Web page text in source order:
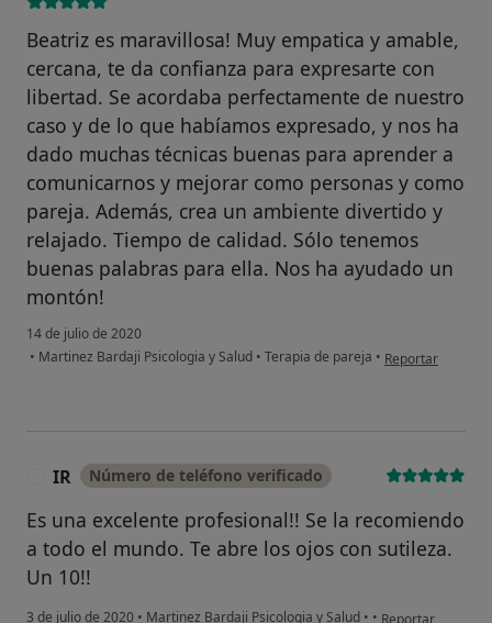
Beatriz es maravillosa! Muy empatica y amable,
cercana, te da confianza para expresarte con
libertad. Se acordaba perfectamente de nuestro
caso y de lo que habíamos expresado, y nos ha
dado muchas técnicas buenas para aprender a
comunicarnos y mejorar como personas y como
pareja. Además, crea un ambiente divertido y
relajado. Tiempo de calidad. Sólo tenemos
buenas palabras para ella. Nos ha ayudado un
montón!
14 de julio de 2020
• Martinez Bardaji Psicologia y Salud • Terapia de pareja • en opinión del
Reportar
IR Número de teléfono verificado
Es una excelente profesional!! Se la recomiendo
a todo el mundo. Te abre los ojos con sutileza.
Un 10!!
3 de julio de 2020 • Martinez Bardaji Psicologia y Salud • • en opinión del